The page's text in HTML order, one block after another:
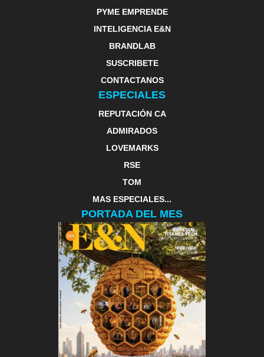
PYME EMPRENDE
INTELIGENCIA E&N
BRANDLAB
SUSCRIBETE
CONTACTANOS
ESPECIALES
REPUTACIÓN CA
ADMIRADOS
LOVEMARKS
RSE
TOM
MAS ESPECIALES...
PORTADA DEL MES